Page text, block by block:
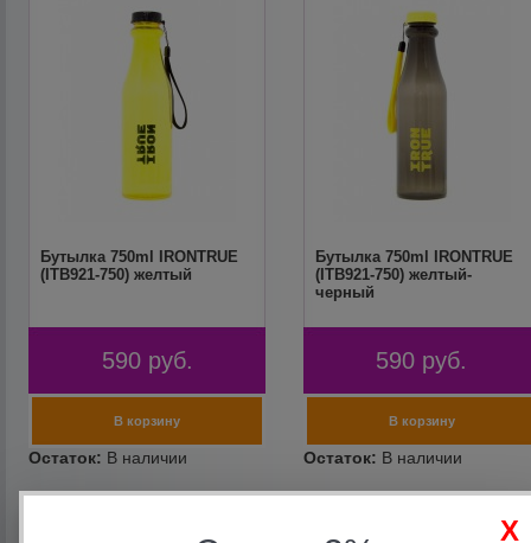
Бутылка 750ml IRONTRUE
(ITB921-750) желтый
590 руб.
Бутылка 750ml IRONTRUE
(ITB921-750) желтый-
черный
590 руб.